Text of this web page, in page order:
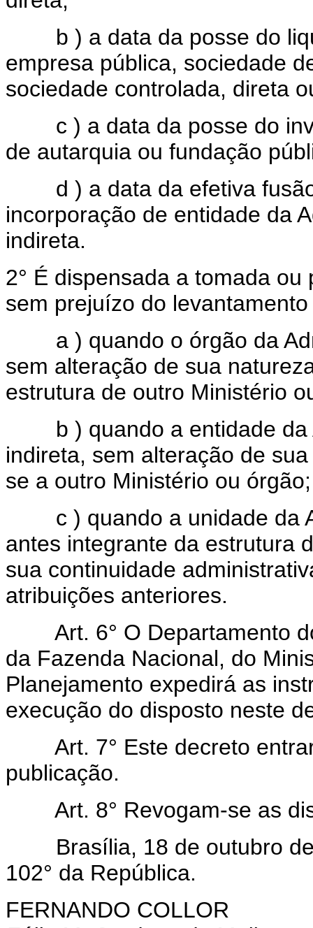
b ) a data da posse do
empresa pública, sociedade
sociedade controlada, direta
c ) a data da posse do
de autarquia ou fundação
d ) a data da efetiva
incorporação de entidade da
indireta.
2° É dispensada a tomada
sem prejuízo do
a ) quando o órgão da
sem alteração de sua
estrutura de outro Ministério
b ) quando a entidade da
indireta, sem alteração de
se a outro Ministério ou
c ) quando a unidade da
antes integrante da estrutura
sua continuidade
atribuições anteriores.
Art. 6° O Departamento
da Fazenda Nacional, do
Planejamento expedirá as
execução do disposto neste
Art. 7° Este decreto
publicação.
Art. 8° Revogam-se as
Brasília, 18 de outubro de
102° da República.
FERNANDO COLLOR